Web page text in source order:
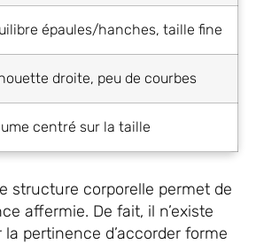
épaules/hanches, taille fine
droite, peu de courbes
centré sur la taille
structure corporelle permet de
affermie. De fait, il n’existe
pertinence d’accorder forme